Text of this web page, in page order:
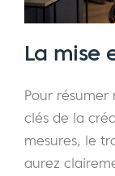
La mise
Pour
clés de la
mesures, le
aurez